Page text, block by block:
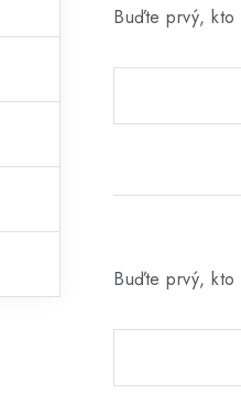
Buďte prvý,
Buďte prvý,